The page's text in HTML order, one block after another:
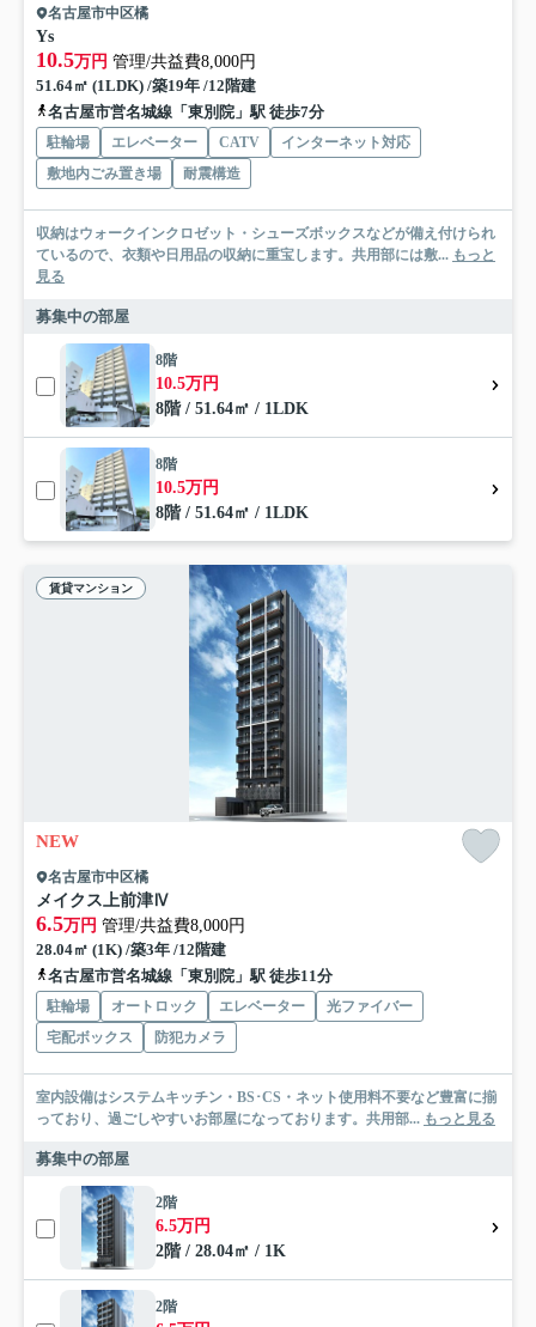
名古屋市中区橘
Ys
10.5万円 管理/共益費8,000円
51.64㎡ (1LDK) /築19年 /12階建
名古屋市営名城線「東別院」駅 徒歩7分
駐輪場 エレベーター CATV
インターネット対応
敷地内ごみ置き場
耐震構造
収納はウォークインクロゼット・シューズボックスなどが備え付けられ
ているので、衣類や日用品の収納に重宝します。共用部には敷... もっと
見る
募集中の部屋
8階
10.5万円
8階 / 51.64㎡ / 1LDK
8階
10.5万円
8階 / 51.64㎡ / 1LDK
賃貸マンション
NEW
名古屋市中区橘
メイクス上前津Ⅳ
6.5万円 管理/共益費8,000円
28.04㎡ (1K) /築3年 /12階建
名古屋市営名城線「東別院」駅 徒歩11分
駐輪場 オートロック エレベーター
光ファイバー
宅配ボックス
防犯カメラ
室内設備はシステムキッチン・BS･CS・ネット使用料不要など豊富に揃
っており、過ごしやすいお部屋になっております。共用部... もっと見る
募集中の部屋
2階
6.5万円
2階 / 28.04㎡ / 1K
2階